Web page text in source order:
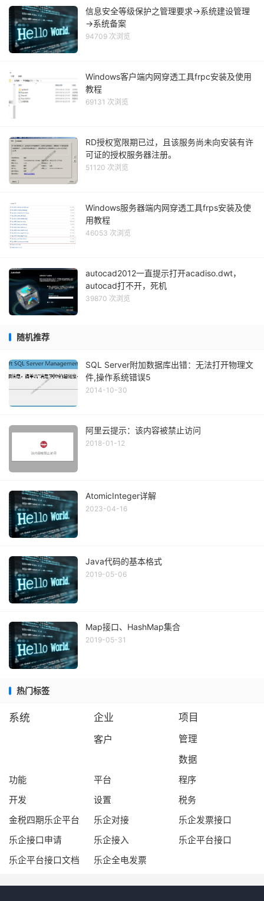
信息安全等级保护之管理要求→系统建设管理
→系统备案
94709 次浏览
Windows客户端内网穿透工具frpc安装及使用
教程
69131 次浏览
RD授权宽限期已过，且该服务尚未向安装有许
可证的授权服务器注册。
51120 次浏览
Windows服务器端内网穿透工具frps安装及使
用教程
46053 次浏览
autocad2012一直提示打开acadiso.dwt，
autocad打不开，死机
39870 次浏览
随机推荐
SQL Server附加数据库出错：无法打开物理文
件,操作系统错误5
2014-10-30
阿里云提示：该内容被禁止访问
2018-01-12
AtomicInteger详解
2023-04-16
Java代码的基本格式
2019-05-06
Map接口、HashMap集合
2019-05-31
热门标签
系统 企业
项目
客户
管理
数据
功能
平台
程序
开发
设置
税务
金税四期乐企平台
乐企对接
乐企发票接口
乐企接口申请
乐企接入
乐企平台接口
乐企平台接口文档
乐企全电发票